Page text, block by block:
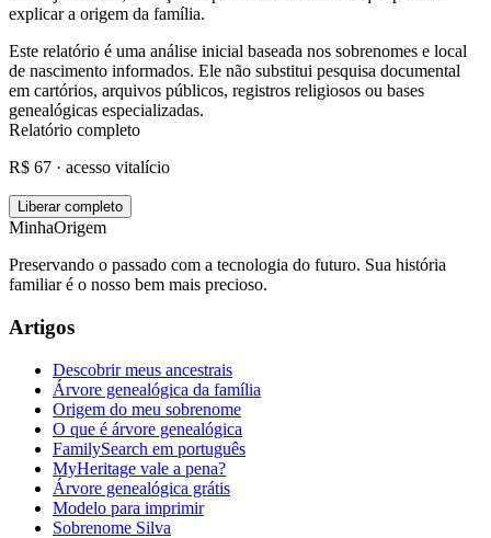
explicar a origem da família.
Este relatório é uma análise inicial baseada nos sobrenomes e local
de nascimento informados. Ele não substitui pesquisa documental
em cartórios, arquivos públicos, registros religiosos ou bases
genealógicas especializadas.
Relatório completo
R$ 67 · acesso vitalício
Liberar completo
MinhaOrigem
Preservando o passado com a tecnologia do futuro. Sua história
familiar é o nosso bem mais precioso.
Artigos
Descobrir meus ancestrais
Árvore genealógica da família
Origem do meu sobrenome
O que é árvore genealógica
FamilySearch em português
MyHeritage vale a pena?
Árvore genealógica grátis
Modelo para imprimir
Sobrenome Silva